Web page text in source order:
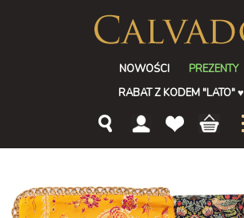
NOWOŚCI
PREZENTY
RABAT Z KODEM "LATO"♥